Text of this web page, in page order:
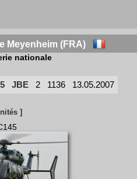
Meyenheim (FRA)
nationale
JBE 2 1136 13.05.2007
]